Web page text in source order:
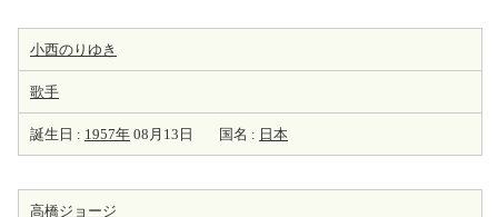
小西のりゆき
歌手
誕生日 : 1957年 08月13日 国名 : 日本
高橋ジョージ